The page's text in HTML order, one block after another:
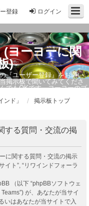
ログイン
登録
ヨーヨーに関
)
『ユーザー登録』をお願い
掲示板で聞いてみてくださ
でもOKです。ヨーヨーのプ
ド」 掲示板トップ
する質問・交流の掲
に関する質問・交流の掲示
イト”, “リワインドフォーラ
（以下 “phpBBソフトウェ
が、あなたが当サイ
いはあなたが当サイトで入